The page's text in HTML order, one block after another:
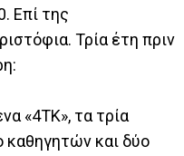
Επί της
Τρία έτη πριν
«4ΤΚ», τα τρία
καθηγητών και δύο